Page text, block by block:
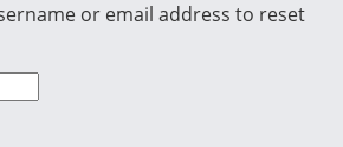
or email address to reset